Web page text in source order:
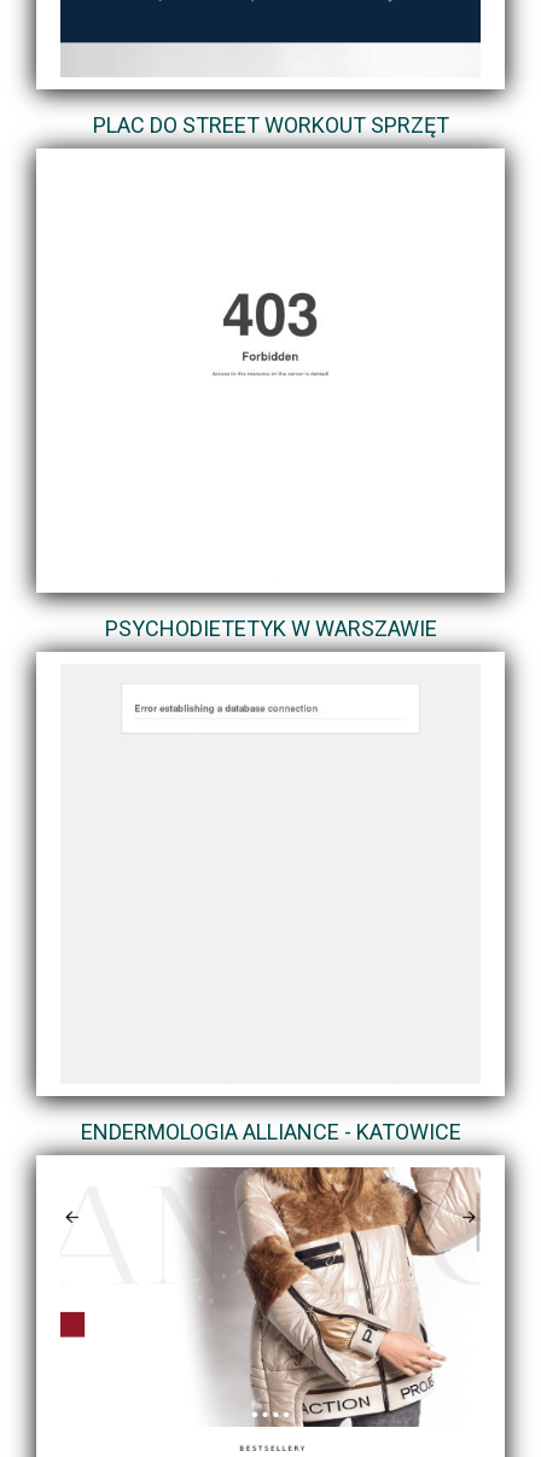
PLAC DO STREET WORKOUT SPRZĘT
PSYCHODIETETYK W WARSZAWIE
ENDERMOLOGIA ALLIANCE - KATOWICE